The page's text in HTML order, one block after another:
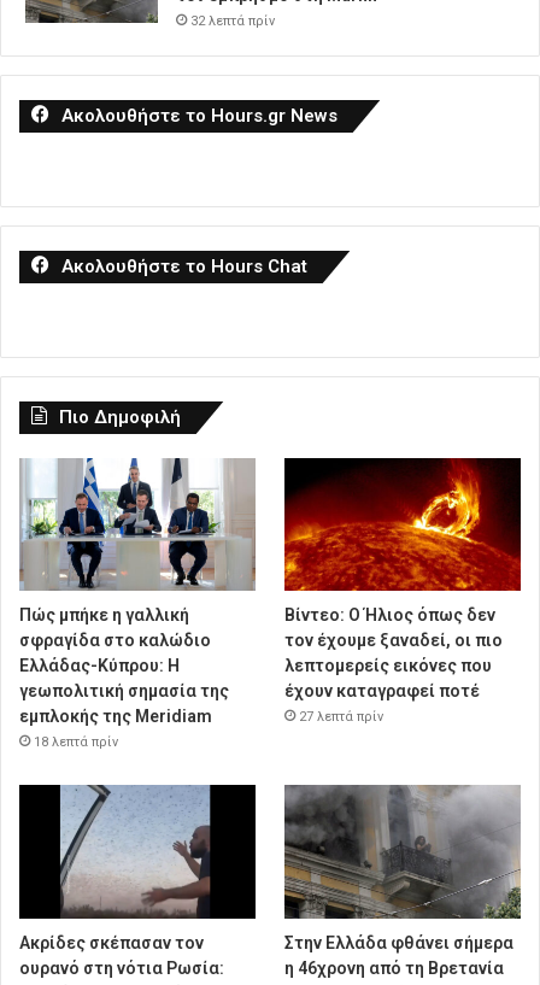
32 λεπτά πρίν
Ακολουθήστε το Hours.gr News
Ακολουθήστε το Hours Chat
Πιο Δημοφιλή
Πώς μπήκε η γαλλική
σφραγίδα στο καλώδιο
Ελλάδας-Κύπρου: Η
γεωπολιτική σημασία της
εμπλοκής της Meridiam
18 λεπτά πρίν
Βίντεο: Ο Ήλιος όπως δεν
τον έχουμε ξαναδεί, οι πιο
λεπτομερείς εικόνες που
έχουν καταγραφεί ποτέ
27 λεπτά πρίν
Ακρίδες σκέπασαν τον
ουρανό στη νότια Ρωσία:
Στην Ελλάδα φθάνει σήμερα
η 46χρονη από τη Βρετανία